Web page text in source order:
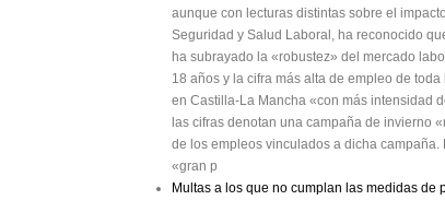
aunque con lecturas distintas sobre el
Seguridad y Salud Laboral, ha reconocido
ha subrayado la «robustez» del mercado
18 años y la cifra más alta de empleo de
en Castilla-La Mancha «con más intensidad
las cifras denotan una campaña de invierno
de los empleos vinculados a dicha
«gran p
Multas a los que no cumplan las medidas de